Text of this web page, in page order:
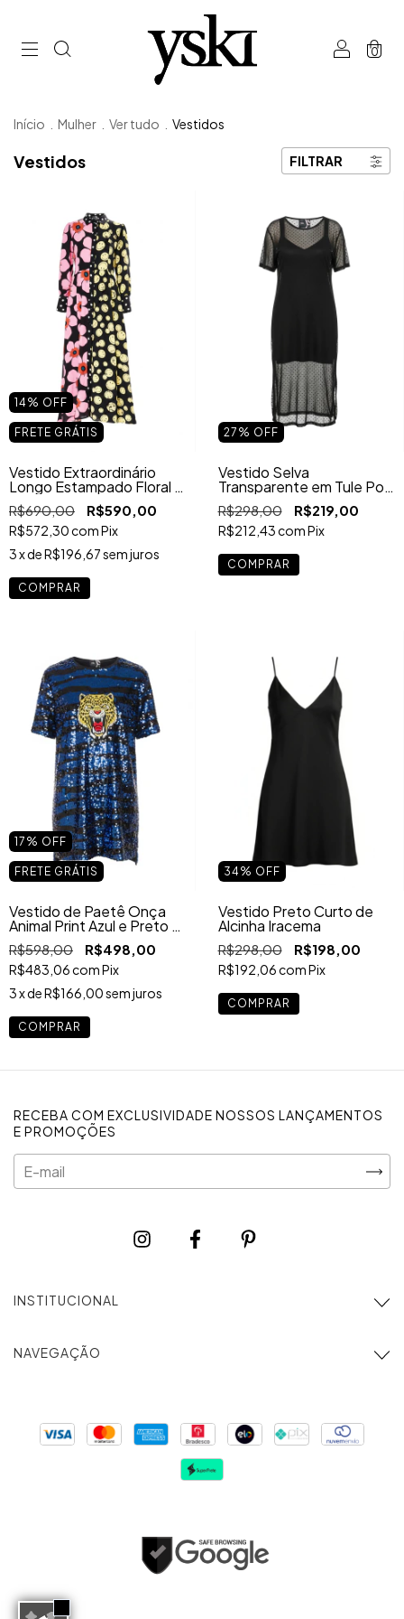
0
Início Mulher Ver tudo Vestidos
Vestidos FILTRAR
14 % OFF
FRETE GRÁTIS
Vestido Extraordinário
Longo Estampado Floral &
Smile – Pintura Manual
Exclusiva
R$690,00 R$590,00
R$572,30comPix
3x deR$196,67sem juros
COMPRAR
27 % OFF
Vestido Selva
Transparente em Tule Poá
com Elastano –
Sobreposição com
Aplicação de Tigre (Sem
Forro)
R$298,00 R$219,00
R$212,43comPix
COMPRAR
17 % OFF
FRETE GRÁTIS
Vestido de Paetê Onça
Animal Print Azul e Preto –
Modelo Camiseta Curto
Feminino
R$598,00 R$498,00
R$483,06comPix
3x deR$166,00sem juros
COMPRAR
34 % OFF
Vestido Preto Curto de
Alcinha Iracema
R$298,00 R$198,00
R$192,06comPix
COMPRAR
RECEBA COM EXCLUSIVIDADE NOSSOS LANÇAMENTOS
E PROMOÇÕES
INSTITUCIONAL
NAVEGAÇÃO